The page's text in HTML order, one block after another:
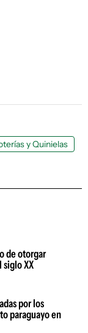
y Quinielas
de otorgar
XX
por los
paraguayo en